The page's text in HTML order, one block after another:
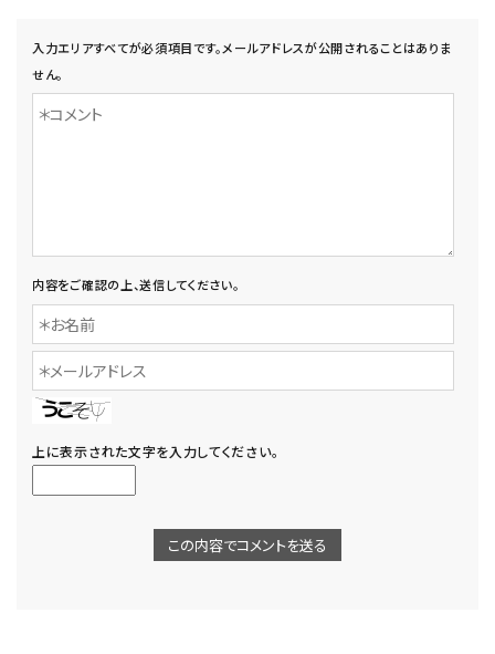
入力エリアすべてが必須項目です。メールアドレスが公開されることはありま
せん。
内容をご確認の上、送信してください。
上に表示された文字を入力してください。